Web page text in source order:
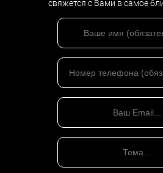
свяжется с Вами в самое